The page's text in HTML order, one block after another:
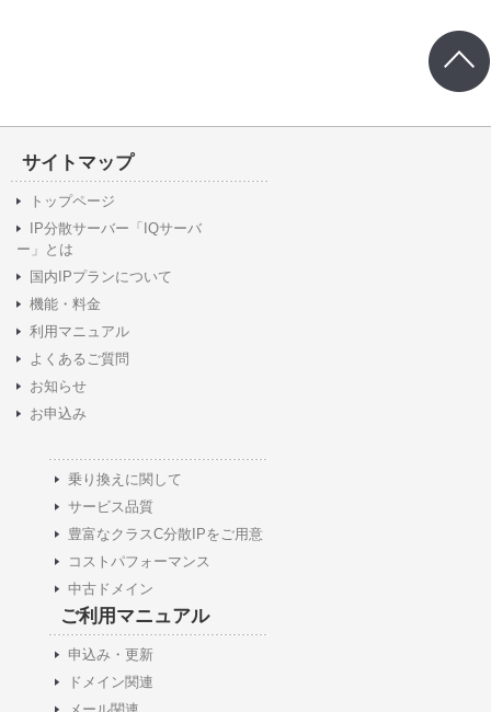
サイトマップ
トップページ
IP分散サーバー「IQサーバ
ー」とは
国内IPプランについて
機能・料金
利用マニュアル
よくあるご質問
お知らせ
お申込み
乗り換えに関して
サービス品質
豊富なクラスC分散IPをご用意
コストパフォーマンス
中古ドメイン
ご利用マニュアル
申込み・更新
ドメイン関連